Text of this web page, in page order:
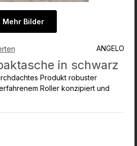
Mehr Bilder
von 0 von 5 Sternen
ANGELO
in schwarz
Produkt robuster
Roller konzipiert und